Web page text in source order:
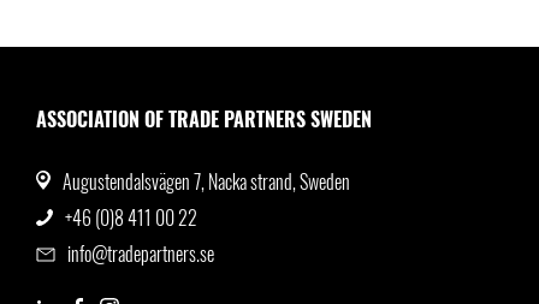
ASSOCIATION OF TRADE PARTNERS SWEDEN
Augustendalsvägen 7, Nacka strand, Sweden
+46 (0)8 411 00 22
info@tradepartners.se